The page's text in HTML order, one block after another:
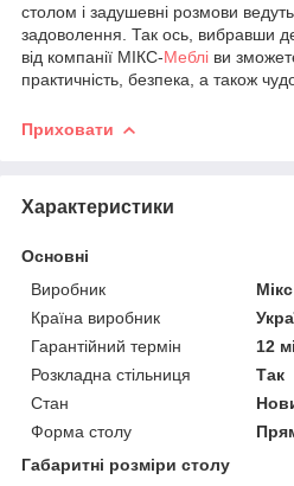
столом і задушевні розмови
задоволення. Так ось, вибравши
від компанії МІКС-Меблі ви
практичність, безпека, а також
Приховати
Характеристики
Основні
Виробник
Країна виробник
Гарантійний термін
12
Розкладна стільниця
Так
Стан
Форма столу
Габаритні розміри столу